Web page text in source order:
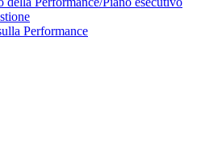
Performance